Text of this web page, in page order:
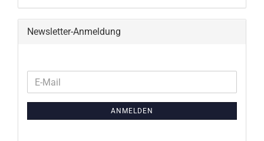
Newsletter-Anmeldung
WEITER
ZUR
NEWSLETTER-
E-
Mail
ANMELDEN